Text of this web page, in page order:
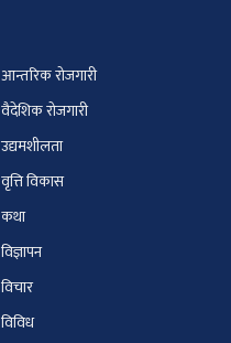
आन्तरिक रोजगारी
वैदेशिक रोजगारी
उद्यमशीलता
वृत्ति विकास
कथा
विज्ञापन
विचार
विविध